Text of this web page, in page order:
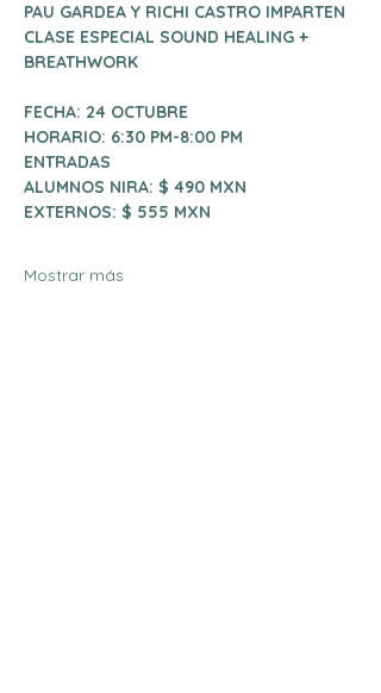
PAU GARDEA Y RICHI CASTRO IMPARTEN
CLASE ESPECIAL SOUND HEALING +
BREATHWORK
FECHA: 24 OCTUBRE
HORARIO: 6:30 PM-8:00 PM
ENTRADAS
ALUMNOS NIRA: $ 490 MXN
EXTERNOS: $ 555 MXN
Mostrar más